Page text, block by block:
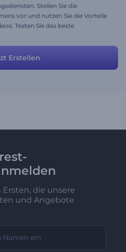
Stellen Sie die
vor und nutzen Sie die Vorteile
Testen Sie das beste
Erstellen
Ersten, die unsere
und Angebote